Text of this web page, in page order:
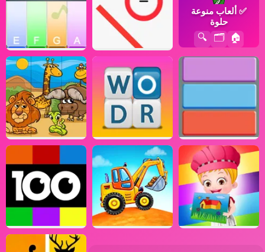
✅ ألعاب منوعة
حلوة
🏠
🗂️
🔍